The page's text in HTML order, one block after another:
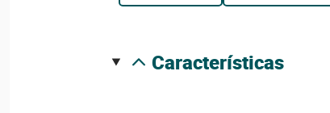
características